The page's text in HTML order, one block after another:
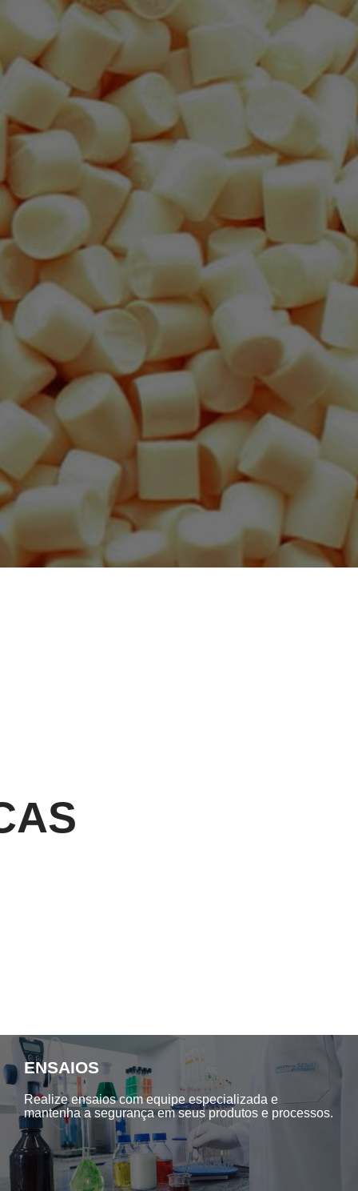
ENSAIOS
Realize ensaios com equipe especializada e
mantenha a segurança em seus produtos e processos.